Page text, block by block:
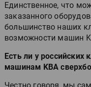
Единственное, что
заказанного
большинство наших
возможности машин
Есть ли у российских
машинам KBA